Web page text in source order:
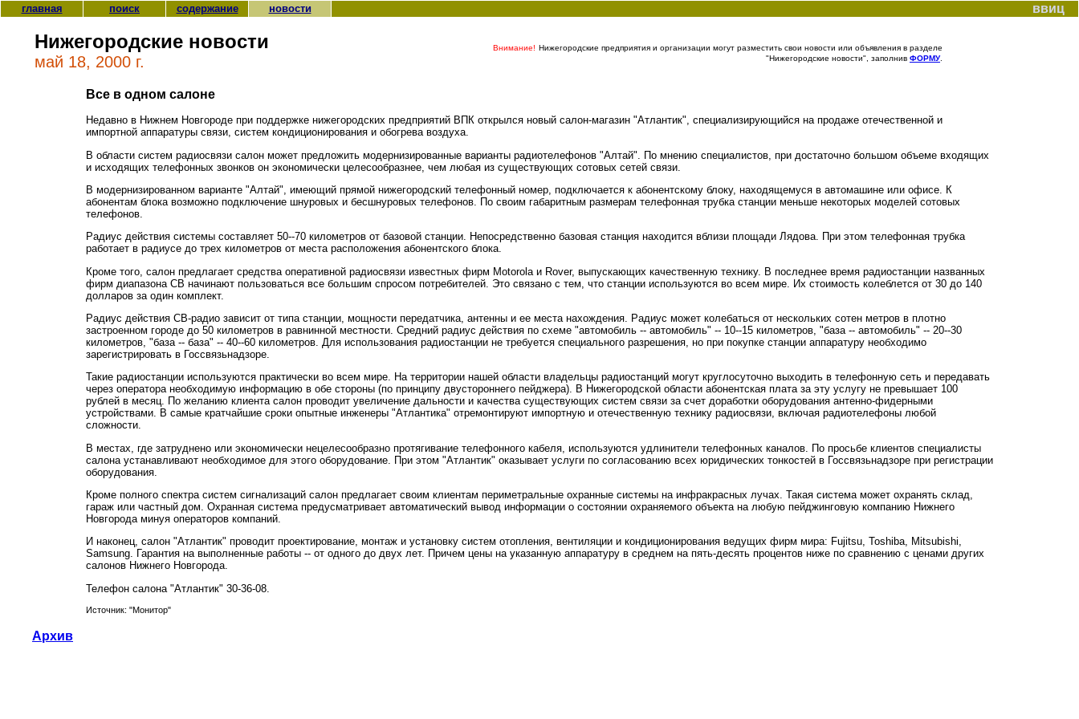
главная поиск содержание новости ввиц
Нижегородские новости
май 18, 2000 г.
Внимание! Нижегородские предприятия и организации могут разместить свои новости или объявления в разделе
"Нижегородские новости", заполнив ФОРМУ.
Все в одном салоне
Недавно в Нижнем Новгороде при поддержке нижегородских предприятий ВПК открылся новый салон-магазин "Атлантик", специализирующийся на продаже отечественной и
импортной аппаратуры связи, систем кондиционирования и обогрева воздуха.
В области систем радиосвязи салон может предложить модернизированные варианты радиотелефонов "Алтай". По мнению специалистов, при достаточно большом объеме входящих
и исходящих телефонных звонков он экономически целесообразнее, чем любая из существующих сотовых сетей связи.
В модернизированном варианте "Алтай", имеющий прямой нижегородский телефонный номер, подключается к абонентскому блоку, находящемуся в автомашине или офисе. К
абонентам блока возможно подключение шнуровых и бесшнуровых телефонов. По своим габаритным размерам телефонная трубка станции меньше некоторых моделей сотовых
телефонов.
Радиус действия системы составляет 50--70 километров от базовой станции. Непосредственно базовая станция находится вблизи площади Лядова. При этом телефонная трубка
работает в радиусе до трех километров от места расположения абонентского блока.
Кроме того, салон предлагает средства оперативной радиосвязи известных фирм Motorola и Rover, выпускающих качественную технику. В последнее время радиостанции названных
фирм диапазона СВ начинают пользоваться все большим спросом потребителей. Это связано с тем, что станции используются во всем мире. Их стоимость колеблется от 30 до 140
долларов за один комплект.
Радиус действия СВ-радио зависит от типа станции, мощности передатчика, антенны и ее места нахождения. Радиус может колебаться от нескольких сотен метров в плотно
застроенном городе до 50 километров в равнинной местности. Средний радиус действия по схеме "автомобиль -- автомобиль" -- 10--15 километров, "база -- автомобиль" -- 20--30
километров, "база -- база" -- 40--60 километров. Для использования радиостанции не требуется специального разрешения, но при покупке станции аппаратуру необходимо
зарегистрировать в Госсвязьнадзоре.
Такие радиостанции используются практически во всем мире. На территории нашей области владельцы радиостанций могут круглосуточно выходить в телефонную сеть и передавать
через оператора необходимую информацию в обе стороны (по принципу двустороннего пейджера). В Нижегородской области абонентская плата за эту услугу не превышает 100
рублей в месяц. По желанию клиента салон проводит увеличение дальности и качества существующих систем связи за счет доработки оборудования антенно-фидерными
устройствами. В самые кратчайшие сроки опытные инженеры "Атлантика" отремонтируют импортную и отечественную технику радиосвязи, включая радиотелефоны любой
сложности.
В местах, где затруднено или экономически нецелесообразно протягивание телефонного кабеля, используются удлинители телефонных каналов. По просьбе клиентов специалисты
салона устанавливают необходимое для этого оборудование. При этом "Атлантик" оказывает услуги по согласованию всех юридических тонкостей в Госсвязьнадзоре при регистрации
оборудования.
Кроме полного спектра систем сигнализаций салон предлагает своим клиентам периметральные охранные системы на инфракрасных лучах. Такая система может охранять склад,
гараж или частный дом. Охранная система предусматривает автоматический вывод информации о состоянии охраняемого объекта на любую пейджинговую компанию Нижнего
Новгорода минуя операторов компаний.
И наконец, салон "Атлантик" проводит проектирование, монтаж и установку систем отопления, вентиляции и кондиционирования ведущих фирм мира: Fujitsu, Toshiba, Mitsubishi,
Samsung. Гарантия на выполненные работы -- от одного до двух лет. Причем цены на указанную аппаратуру в среднем на пять-десять процентов ниже по сравнению с ценами других
салонов Нижнего Новгорода.
Телефон салона "Атлантик" 30-36-08.
Источник: "Монитор"
Архив